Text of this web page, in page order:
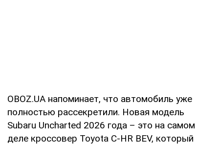
OBOZ.UA напоминает, что автомобиль уже
полностью рассекретили. Новая модель
Subaru Uncharted 2026 года – это на самом
деле кроссовер Toyota C-HR BEV, который